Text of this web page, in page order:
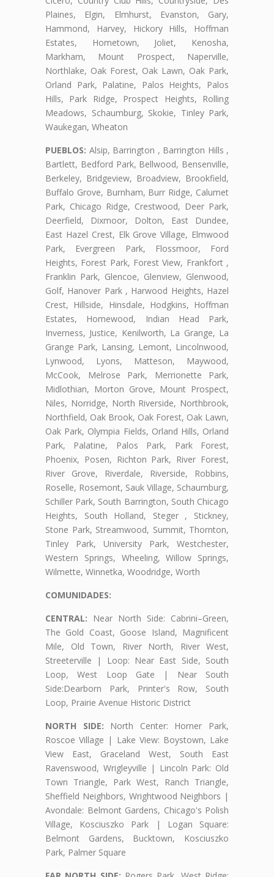
Plaines, Elgin, Elmhurst, Evanston, Gary,
Hammond, Harvey, Hickory Hills, Hoffman
Estates, Hometown, Joliet, Kenosha,
Markham, Mount Prospect, Naperville,
Northlake, Oak Forest, Oak Lawn, Oak Park,
Orland Park, Palatine, Palos Heights, Palos
Hills, Park Ridge, Prospect Heights, Rolling
Meadows, Schaumburg, Skokie, Tinley Park,
Waukegan, Wheaton
PUEBLOS: Alsip, Barrington , Barrington Hills ,
Bartlett, Bedford Park, Bellwood, Bensenville,
Berkeley, Bridgeview, Broadview, Brookfield,
Buffalo Grove, Burnham, Burr Ridge, Calumet
Park, Chicago Ridge, Crestwood, Deer Park,
Deerfield, Dixmoor, Dolton, East Dundee,
East Hazel Crest, Elk Grove Village, Elmwood
Park, Evergreen Park, Flossmoor, Ford
Heights, Forest Park, Forest View, Frankfort ,
Franklin Park, Glencoe, Glenview, Glenwood,
Golf, Hanover Park , Harwood Heights, Hazel
Crest, Hillside, Hinsdale, Hodgkins, Hoffman
Estates, Homewood, Indian Head Park,
Inverness, Justice, Kenilworth, La Grange, La
Grange Park, Lansing, Lemont, Lincolnwood,
Lynwood, Lyons, Matteson, Maywood,
McCook, Melrose Park, Merrionette Park,
Midlothian, Morton Grove, Mount Prospect,
Niles, Norridge, North Riverside, Northbrook,
Northfield, Oak Brook, Oak Forest, Oak Lawn,
Oak Park, Olympia Fields, Orland Hills, Orland
Park, Palatine, Palos Park, Park Forest,
Phoenix, Posen, Richton Park, River Forest,
River Grove, Riverdale, Riverside, Robbins,
Roselle, Rosemont, Sauk Village, Schaumburg,
Schiller Park, South Barrington, South Chicago
Heights, South Holland, Steger , Stickney,
Stone Park, Streamwood, Summit, Thornton,
Tinley Park, University Park, Westchester,
Western Springs, Wheeling, Willow Springs,
Wilmette, Winnetka, Woodridge, Worth
COMUNIDADES:
CENTRAL: Near North Side: Cabrini–Green,
The Gold Coast, Goose Island, Magnificent
Mile, Old Town, River North, River West,
Streeterville | Loop: Near East Side, South
Loop, West Loop Gate | Near South
Side:Dearborn Park, Printer's Row, South
Loop, Prairie Avenue Historic District
NORTH SIDE: North Center: Horner Park,
Roscoe Village | Lake View: Boystown, Lake
View East, Graceland West, South East
Ravenswood, Wrigleyville | Lincoln Park: Old
Town Triangle, Park West, Ranch Triangle,
Sheffield Neighbors, Wrightwood Neighbors |
Avondale: Belmont Gardens, Chicago's Polish
Village, Kosciuszko Park | Logan Square:
Belmont Gardens, Bucktown, Kosciuszko
Park, Palmer Square